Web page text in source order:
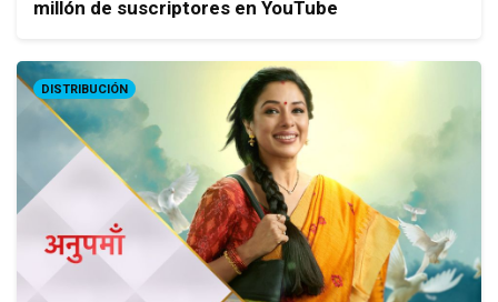
millón de suscriptores en YouTube
DISTRIBUCIÓN